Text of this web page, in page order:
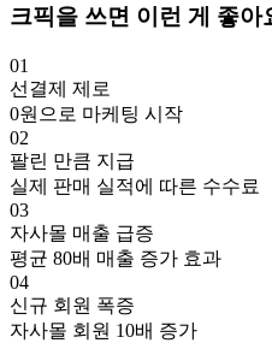
크픽을 쓰면 이런 게 좋아
01
선결제 제로
0원으로 마케팅 시작
02
팔린 만큼 지급
실제 판매 실적에 따른 수수료
03
자사몰 매출 급증
평균 80배 매출 증가 효과
04
신규 회원 폭증
자사몰 회원 10배 증가